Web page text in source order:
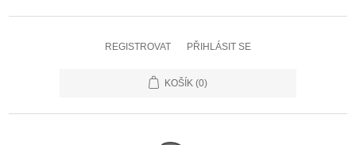
REGISTROVAT PŘIHLÁSIT SE
KOŠÍK (0)